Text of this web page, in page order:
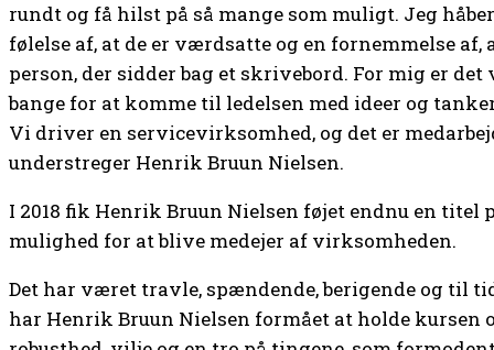
rundt og få hilst på så mange som muligt. Jeg
følelse af, at de er værdsatte og en fornemmelse
person, der sidder bag et skrivebord. For mig er
bange for at komme til ledelsen med ideer og
Vi driver en servicevirksomhed, og det er
understreger Henrik Bruun Nielsen.
I 2018 fik Henrik Bruun Nielsen føjet endnu en
mulighed for at blive medejer af virksomheden.
Det har været travle, spændende, berigende og til
har Henrik Bruun Nielsen formået at holde kursen